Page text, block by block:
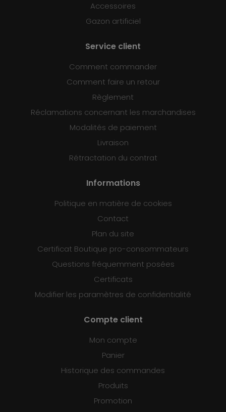
Accessoires
Gazon artificiel
Service client
Comment commander
Comment faire un retour
Règlement
Réclamations concernant les marchandises
Modalités de paiement
Livraison
Rétractation du contrat
Informations
Politique en matière de cookies
Contact
Plan du site
Certificat Boutique pro-consommateurs
Questions fréquemment posées
Certificats
Modifier les paramètres de confidentialité
Compte client
Mon compte
Panier
Historique des commandes
Produits
Promotion